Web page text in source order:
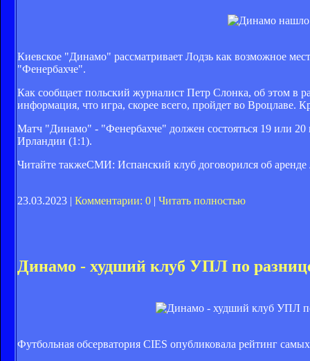
Киевское "Динамо" рассматривает Лодзь как возможное
"Фенербахче".
Как сообщает польский журналист Петр Слонка, об этом в
информация, что игра, скорее всего, пройдет во Вроцлаве.
Матч "Динамо" - "Фенербахче" должен состояться 19 или
Ирландии (1:1).
Читайте такжеСМИ: Испанский клуб договорился об аренде
23.03.2023 | Комментарии: 0 | Читать полностью
Динамо - худший клуб УПЛ по
Футбольная обсерватория CIES опубликовала рейтинг